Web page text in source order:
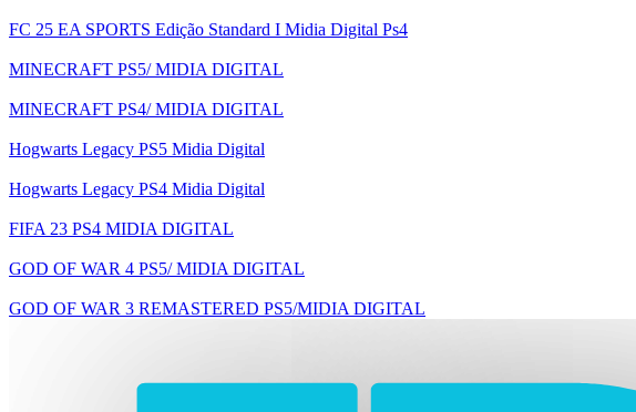
FC 25 EA SPORTS Edição Standard I Midia Digital Ps4
MINECRAFT PS5/ MIDIA DIGITAL
MINECRAFT PS4/ MIDIA DIGITAL
Hogwarts Legacy PS5 Midia Digital
Hogwarts Legacy PS4 Midia Digital
FIFA 23 PS4 MIDIA DIGITAL
GOD OF WAR 4 PS5/ MIDIA DIGITAL
GOD OF WAR 3 REMASTERED PS5/MIDIA DIGITAL